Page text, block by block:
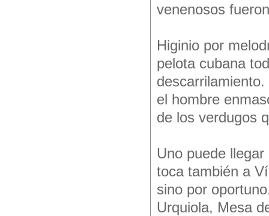
venenosos
Higinio por
pelota cubana
el hombre
de los verdugos
Uno puede
toca también a
sino por
Urquiola, Mesa